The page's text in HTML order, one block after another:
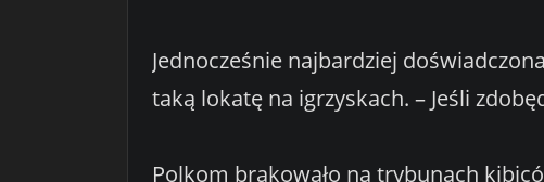
Jednocześnie najbardziej
taką lokatę na igrzyskach. – Jeśli
Polkom brakowało na trybunach